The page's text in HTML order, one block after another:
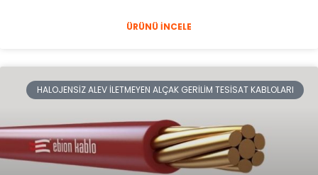
ÜRÜNÜ İNCELE
HALOJENSIZ ALEV İLETMEYEN ALÇAK GERILIM TESISAT KABLOLARI